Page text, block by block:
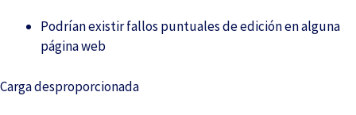
Podrían existir fallos puntuales de edición en alguna
página web
Carga desproporcionada